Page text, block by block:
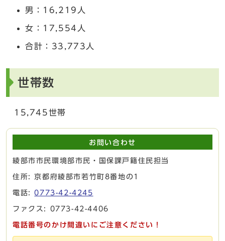
男：16,219人
女：17,554人
合計：33,773人
世帯数
15,745世帯
お問い合わせ
綾部市市民環境部市民・国保課戸籍住民担当
住所: 京都府綾部市若竹町8番地の1
電話:0773-42-4245
ファクス: 0773-42-4406
電話番号のかけ間違いにご注意ください！